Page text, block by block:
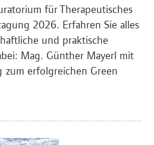
für Therapeutisches
2026. Erfahren Sie alles
und praktische
Mag. Günther Mayerl mit
zum erfolgreichen Green